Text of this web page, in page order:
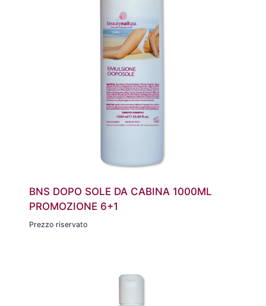
BNS DOPO SOLE DA CABINA 1000ML
PROMOZIONE 6+1
Prezzo riservato